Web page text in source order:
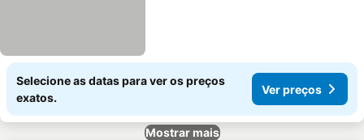
Selecione as datas para ver os preços
exatos.
Ver preços
Mostrar mais